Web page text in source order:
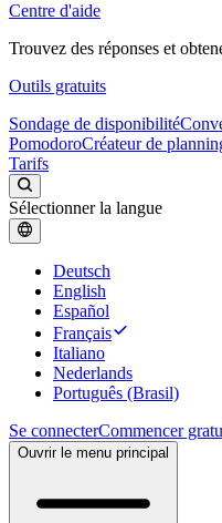
Centre d'aide
Trouvez des réponses et
Outils gratuits
Sondage de disponibilité
PomodoroCréateur de
Tarifs
Sélectionner la langue
Deutsch
English
Español
Français
Italiano
Nederlands
Português (Brasil)
Se connecterCommencer
Ouvrir le menu principal